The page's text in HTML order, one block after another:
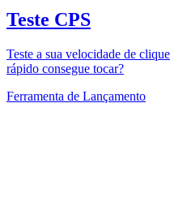
Teste CPS
Teste a sua velocidade de
rápido consegue tocar?
Ferramenta de Lançamento